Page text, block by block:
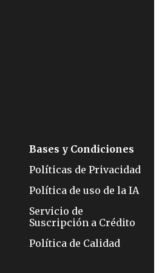
Bases y Condiciones
Políticas de Privacidad
Política de uso de la IA
Servicio de
Suscripción a Crédito
Política de Calidad